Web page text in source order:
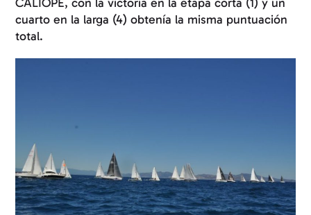
cuarto en la larga (4) obtenía la misma puntuación
total.